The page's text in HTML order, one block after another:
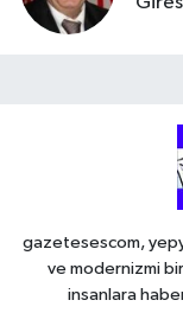
gazetesescom,
ve modernizmi
insanlara